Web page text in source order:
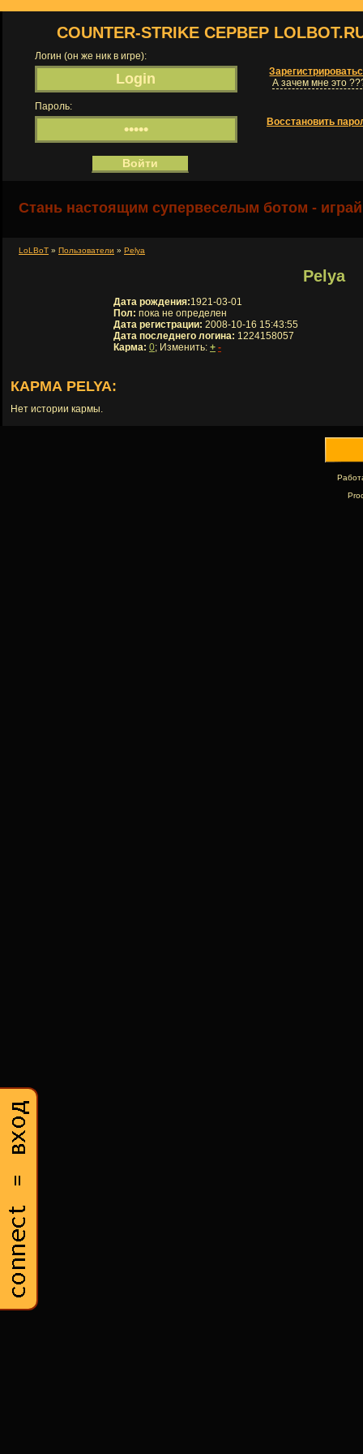
COUNTER-STRIKE СЕРВЕР
Логин (он же ник в игре):
А зачем мне это
Пароль:
Восстановить
Стань настоящим супервеселым ботом -
LoLBoT » Пользователи » Pelya
Pelya
Дата рождения:1921-03-01
Пол: пока не определен
Дата регистрации: 2008-10-16 15:43:55
Дата последнего логина: 1224158057
Карма: 0; Изменить: + -
КАРМА PELYA:
Нет истории кармы.